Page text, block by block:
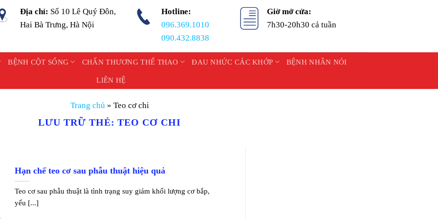
Địa chỉ: Số 10 Lê Quý Đôn,
Hai Bà Trưng, Hà Nội
Hotline:
096.369.1010
090.432.8838
Giờ mở cửa:
7h30-20h30 cả tuần
BỆNH CỘT SỐNG CHẤN THƯƠNG THỂ THAO ĐAU NHỨC CÁC KHỚP BỆNH NHÂN NÓI
LIÊN HỆ
Trang chủ » Teo cơ chi
LƯU TRỮ THẺ:TEO CƠ CHI
Hạn chế teo cơ sau phẫu thuật hiệu quả
Teo cơ sau phẫu thuật là tình trạng suy giảm khối lượng cơ bắp,
yếu [...]